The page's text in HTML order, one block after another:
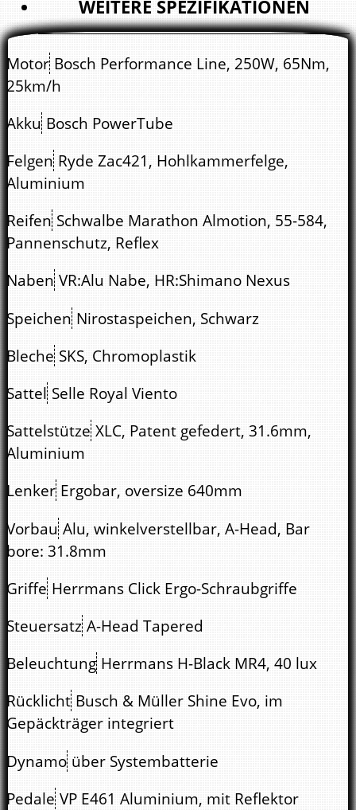
WEITERE SPEZIFIKATIONEN
Motor Bosch Performance Line, 250W, 65Nm,
25km/h
Akku Bosch PowerTube
Felgen Ryde Zac421, Hohlkammerfelge,
Aluminium
Reifen Schwalbe Marathon Almotion, 55-584,
Pannenschutz, Reflex
Naben VR:Alu Nabe, HR:Shimano Nexus
Speichen Nirostaspeichen, Schwarz
Bleche SKS, Chromoplastik
Sattel Selle Royal Viento
Sattelstütze XLC, Patent gefedert, 31.6mm,
Aluminium
Lenker Ergobar, oversize 640mm
Vorbau Alu, winkelverstellbar, A-Head, Bar
bore: 31.8mm
Griffe Herrmans Click Ergo-Schraubgriffe
Steuersatz A-Head Tapered
Beleuchtung Herrmans H-Black MR4, 40 lux
Rücklicht Busch & Müller Shine Evo, im
Gepäckträger integriert
Dynamo über Systembatterie
Pedale VP E461 Aluminium, mit Reflektor